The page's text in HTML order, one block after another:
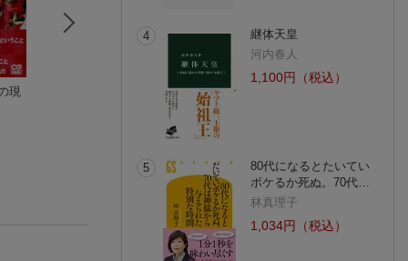
現
MOTORIST Vol.9
4
継体天皇
河内春人
1,100円（税込）
5
80代になるとたいてい
ボケるか死ぬ。70代…
林真理子
1,034円（税込）